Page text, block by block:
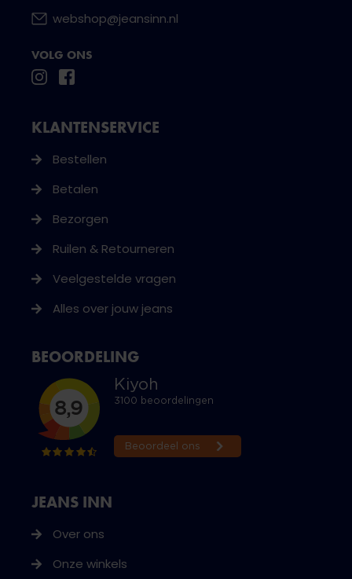
webshop@jeansinn.nl
VOLG ONS
JEANS INN
Over ons
Onze winkels
KLANTENSERVICE
Bestellen
Betalen
Bezorgen
Ruilen & Retourneren
Veelgestelde vragen
Alles over jouw jeans
BEOORDELING